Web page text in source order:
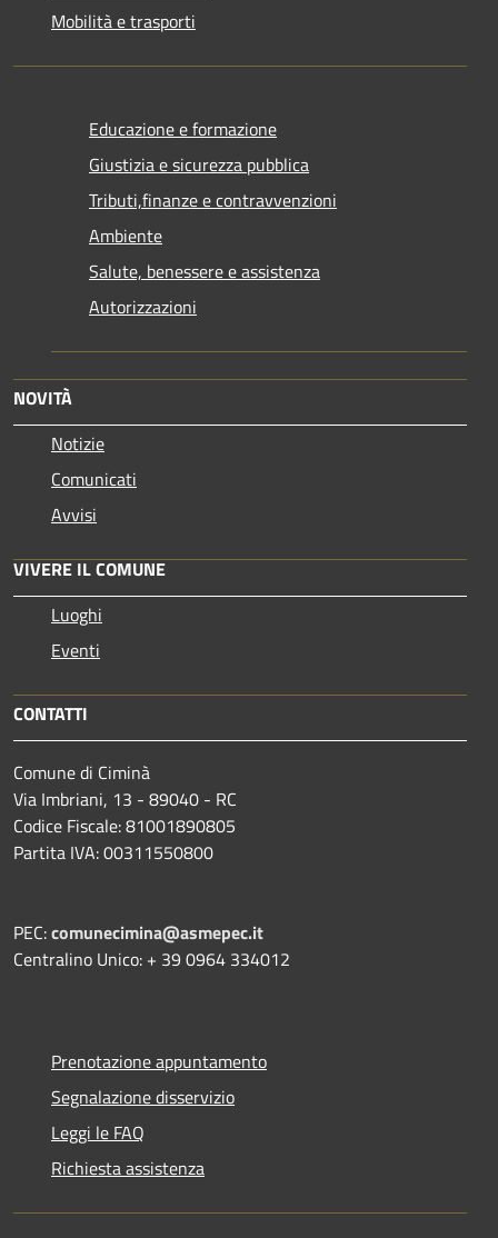
Mobilità e trasporti
Educazione e formazione
Giustizia e sicurezza pubblica
Tributi,finanze e contravvenzioni
Ambiente
Salute, benessere e assistenza
Autorizzazioni
NOVITÀ
Notizie
Comunicati
Avvisi
VIVERE IL COMUNE
Luoghi
Eventi
CONTATTI
Comune di Ciminà
Via Imbriani, 13 - 89040 - RC
Codice Fiscale: 81001890805
Partita IVA: 00311550800
PEC:comunecimina@asmepec.it
Centralino Unico: + 39 0964 334012
Prenotazione appuntamento
Segnalazione disservizio
Leggi le FAQ
Richiesta assistenza